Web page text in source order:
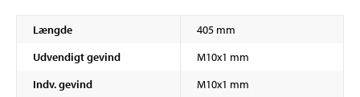
Længde
405 mm
Udvendigt gevind
M10x1 mm
Indv. gevind
M10x1 mm